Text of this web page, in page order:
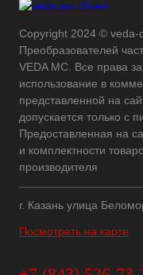
Copyright 2024 © veda-
Преобразователей
VEDA MC. Все права
использование в
представленной на
допускается только с
Предоставленная на
и комплектности
производителя
г. Казань улица
Посмотреть на карте